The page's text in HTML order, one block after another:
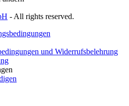
- All rights reserved.
und Widerrufsbelehrung